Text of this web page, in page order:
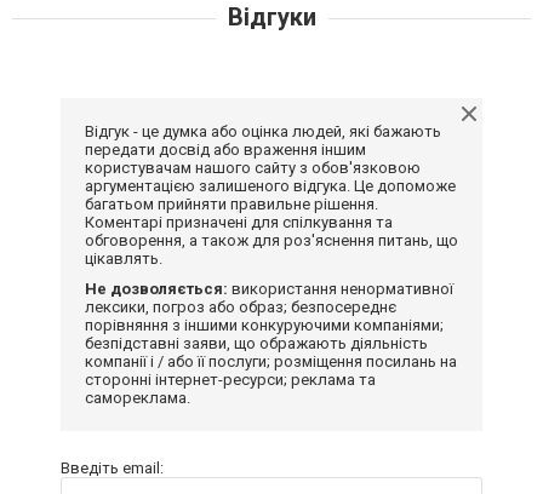
Відгуки
Відгук - це думка або оцінка людей, які бажають
передати досвід або враження іншим
користувачам нашого сайту з обов'язковою
аргументацією залишеного відгука. Це допоможе
багатьом прийняти правильне рішення.
Коментарі призначені для спілкування та
обговорення, а також для роз'яснення питань, що
цікавлять.
Не дозволяється: використання ненормативної
лексики, погроз або образ; безпосереднє
порівняння з іншими конкуруючими компаніями;
безпідставні заяви, що ображають діяльність
компанії і / або її послуги; розміщення посилань на
сторонні інтернет-ресурси; реклама та
самореклама.
Введіть email: